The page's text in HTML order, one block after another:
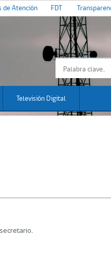
de Atención FDT
Televisión Digital
.